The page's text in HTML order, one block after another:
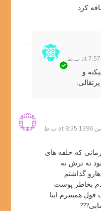
کرد
و
که حلقه های
نه ترش نه
گذاشتم
بخاطر پوست
قول همسرم اینا